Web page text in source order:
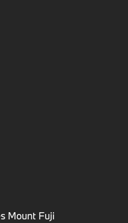
Mount Fuji